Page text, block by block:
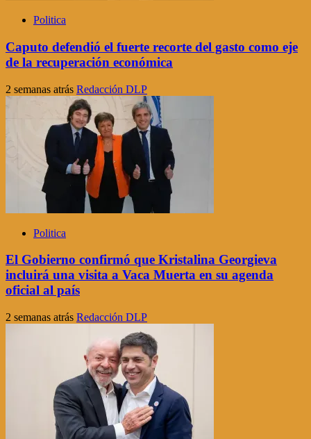
Politica
Caputo defendió el fuerte recorte del gasto como eje
de la recuperación económica
2 semanas atrás Redacción DLP
Politica
El Gobierno confirmó que Kristalina Georgieva
incluirá una visita a Vaca Muerta en su agenda
oficial al país
2 semanas atrás Redacción DLP